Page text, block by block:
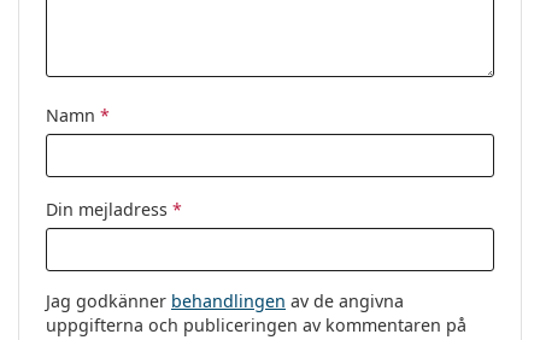
Namn *
Din mejladress *
Jag godkänner behandlingen av de angivna
uppgifterna och publiceringen av kommentaren på